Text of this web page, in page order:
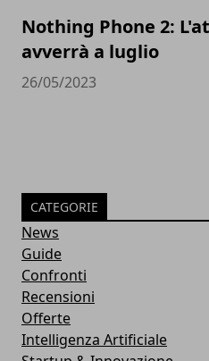
Nothing Phone 2:
avverrà a luglio
26/05/2023
CATEGORIE
News
Guide
Confronti
Recensioni
Offerte
Intelligenza Artificiale